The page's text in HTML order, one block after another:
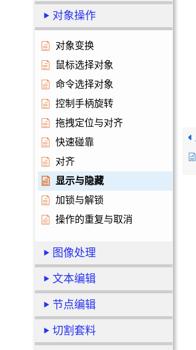
对象操作
对象变换
鼠标选择对象
命令选择对象
控制手柄旋转
拖拽定位与对齐
快速碰靠
对齐
显示与隐藏
加锁与解锁
操作的重复与取消
图像处理
文本编辑
节点编辑
切割套料